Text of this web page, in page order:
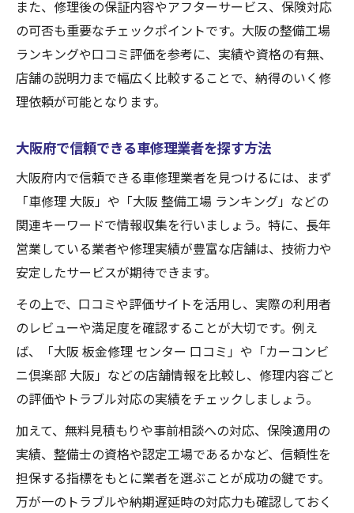
また、修理後の保証内容やアフターサービス、保険対応
の可否も重要なチェックポイントです。大阪の整備工場
ランキングや口コミ評価を参考に、実績や資格の有無、
店舗の説明力まで幅広く比較することで、納得のいく修
理依頼が可能となります。
大阪府で信頼できる車修理業者を探す方法
大阪府内で信頼できる車修理業者を見つけるには、まず
「車修理 大阪」や「大阪 整備工場 ランキング」などの
関連キーワードで情報収集を行いましょう。特に、長年
営業している業者や修理実績が豊富な店舗は、技術力や
安定したサービスが期待できます。
その上で、口コミや評価サイトを活用し、実際の利用者
のレビューや満足度を確認することが大切です。例え
ば、「大阪 板金修理 センター 口コミ」や「カーコンビ
ニ倶楽部 大阪」などの店舗情報を比較し、修理内容ごと
の評価やトラブル対応の実績をチェックしましょう。
加えて、無料見積もりや事前相談への対応、保険適用の
実績、整備士の資格や認定工場であるかなど、信頼性を
担保する指標をもとに業者を選ぶことが成功の鍵です。
万が一のトラブルや納期遅延時の対応力も確認しておく